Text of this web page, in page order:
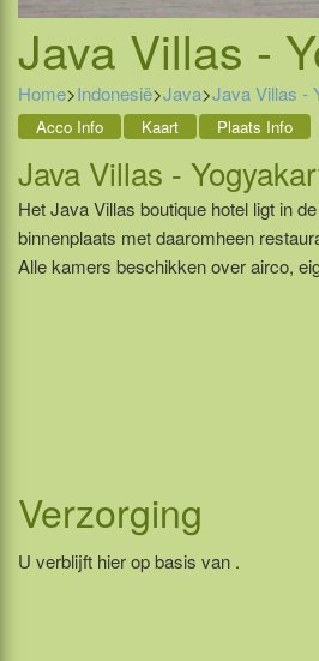
Java Villas -
Home>Indonesië>Java>Java Villas -
Acco Info Kaart Plaats Info
Java Villas -
Het Java Villas boutique hotel ligt in
binnenplaats met daaromheen
Alle kamers beschikken over airco,
Verzorging
U verblijft hier op basis van .